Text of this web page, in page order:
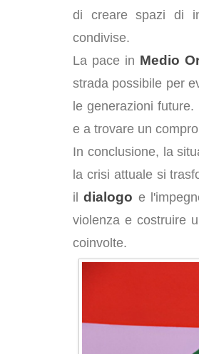
di creare spazi di
condivise.
La pace in Medio
strada possibile per
le generazioni
e a trovare un
In conclusione, la
la crisi attuale si
ildialogo e
violenza e costruire
coinvolte.